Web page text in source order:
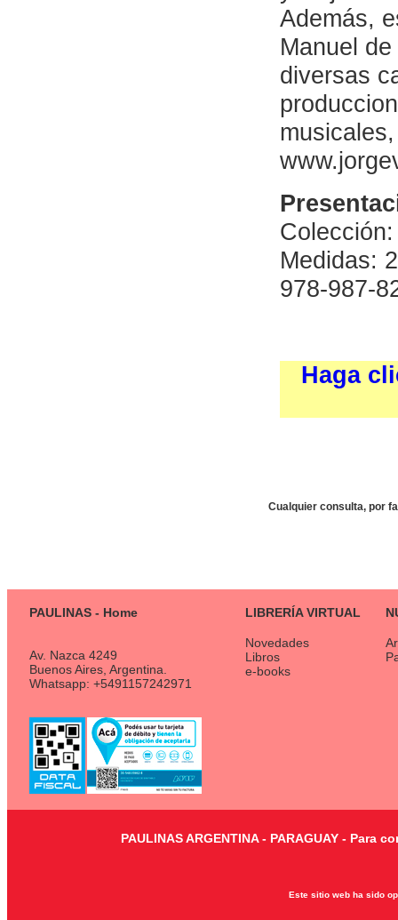
Además,
Manuel
diversas
Medidas:
978-987-
Haga
Cualquier consulta, por
PAULINAS - Home LIBRERÍA VIRTUAL
Av. Nazca 4249
Buenos Aires, Argentina.
Whatsapp: +5491157242971
Novedades
Libros
e-books
PAULINAS ARGENTINA - PARAGUAY -
Este sitio web ha sido